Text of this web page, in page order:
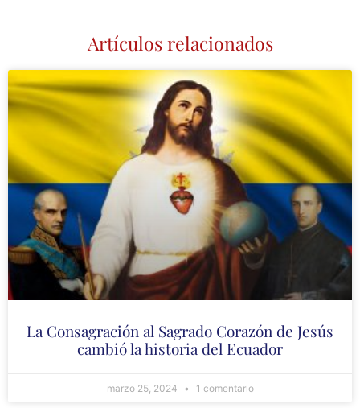
Artículos relacionados
La Consagración al Sagrado Corazón de Jesús
cambió la historia del Ecuador
marzo 25, 2024 1 comentario